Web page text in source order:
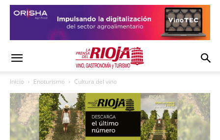
Inicio Enoturismo Cultura del vino